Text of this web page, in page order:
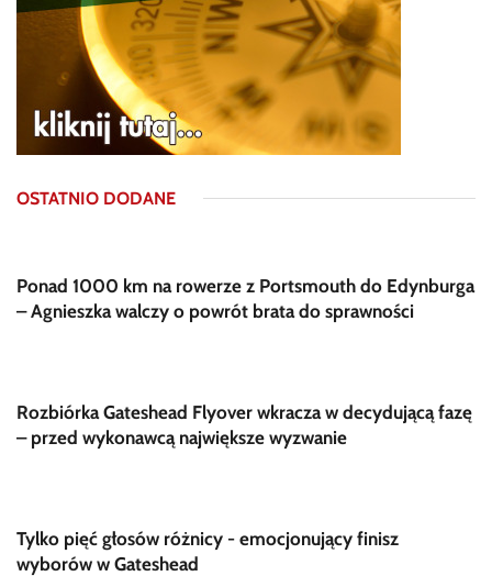
OSTATNIO DODANE
Ponad 1000 km na rowerze z Portsmouth do Edynburga
– Agnieszka walczy o powrót brata do sprawności
Rozbiórka Gateshead Flyover wkracza w decydującą fazę
– przed wykonawcą największe wyzwanie
Tylko pięć głosów różnicy - emocjonujący finisz
wyborów w Gateshead